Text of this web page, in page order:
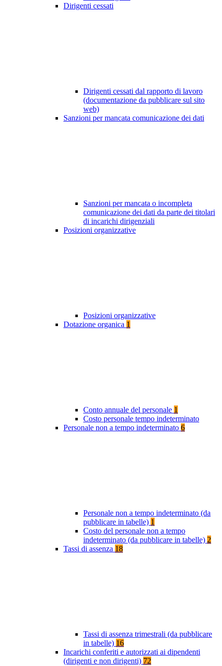
Dirigenti cessati
Dirigenti cessati dal rapporto di lavoro
(documentazione da pubblicare sul sito
web)
Sanzioni per mancata comunicazione dei dati
Sanzioni per mancata o incompleta
comunicazione dei dati da parte dei titolari
di incarichi dirigenziali
Posizioni organizzative
Posizioni organizzative
Dotazione organica 1
Conto annuale del personale 1
Costo personale tempo indeterminato
Personale non a tempo indeterminato 6
Personale non a tempo indeterminato (da
pubblicare in tabelle) 1
Costo del personale non a tempo
indeterminato (da pubblicare in tabelle) 2
Tassi di assenza 18
Tassi di assenza trimestrali (da pubblicare
in tabelle) 16
Incarichi conferiti e autorizzati ai dipendenti
(dirigenti e non dirigenti) 72